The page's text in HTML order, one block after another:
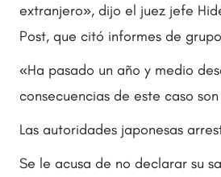
extranjero», dijo el juez jefe
Post, que citó informes de
«Ha pasado un año y medio
consecuencias de este caso
Las autoridades japonesas
Se le acusa de no declarar su